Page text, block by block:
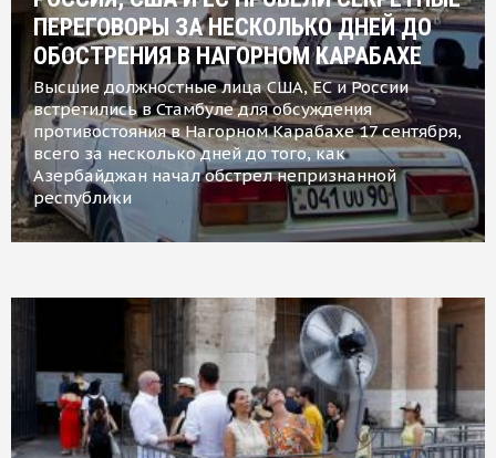
ПЕРЕГОВОРЫ ЗА НЕСКОЛЬКО ДНЕЙ ДО
ОБОСТРЕНИЯ В НАГОРНОМ КАРАБАХЕ
Высшие должностные лица США, ЕС и России
встретились в Стамбуле для обсуждения
противостояния в Нагорном Карабахе 17 сентября,
всего за несколько дней до того, как
Азербайджан начал обстрел непризнанной
республики